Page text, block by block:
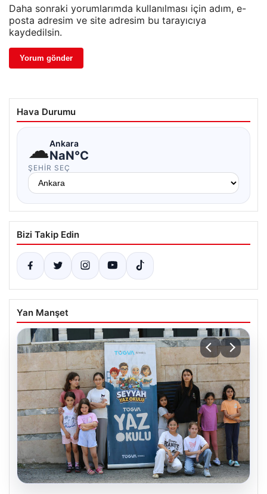
Daha sonraki yorumlarımda kullanılması için adım, e-
posta adresim ve site adresim bu tarayıcıya
kaydedilsin.
Hava Durumu
☁Ankara
NaN°C
ŞEHIR SEÇ
Bizi Takip Edin
Yan Manşet